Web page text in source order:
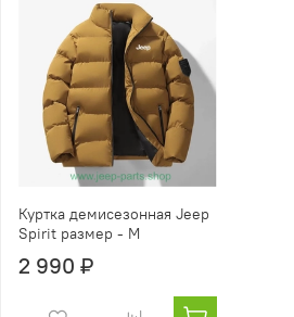
Куртка демисезонная Jeep
Spirit размер - М
2 990 ₽